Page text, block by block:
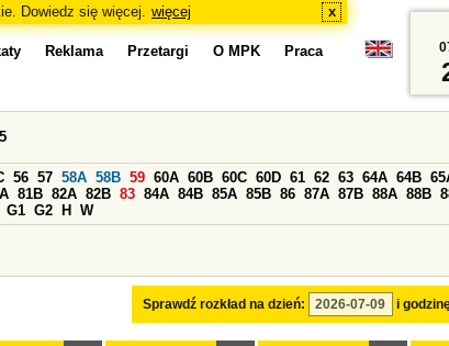
Dowiedz się więcej. więcej x
Reklama Przetargi O MPK Praca
Sprawdź rozkład na dzień: i
56 57 58A 58B 59 60A 60B 60C 60D 61 62 63 64A 64B
81B 82A 82B 83 84A 84B 85A 85B 86 87A 87B 88A 88B
G1 G2 H W